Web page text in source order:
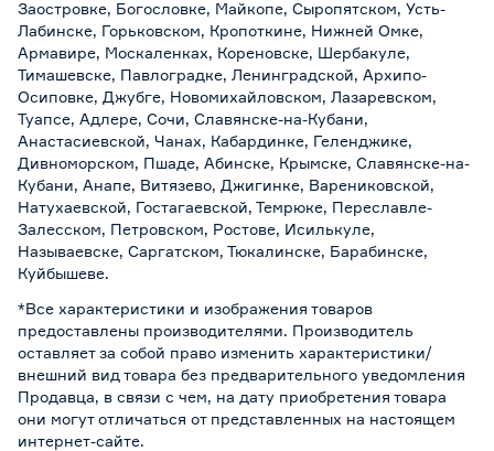
Заостровке, Богословке, Майкопе, Сыропятском, Усть-
Лабинске, Горьковском, Кропоткине, Нижней Омке,
Армавире, Москаленках, Кореновске, Шербакуле,
Тимашевске, Павлоградке, Ленинградской, Архипо-
Осиповке, Джубге, Новомихайловском, Лазаревском,
Туапсе, Адлере, Сочи, Славянске-на-Кубани,
Анастасиевской, Чанах, Кабардинке, Геленджике,
Дивноморском, Пшаде, Абинске, Крымске, Славянске-на-
Кубани, Анапе, Витязево, Джигинке, Варениковской,
Натухаевской, Гостагаевской, Темрюке, Переславле-
Залесском, Петровском, Ростове, Исилькуле,
Называевске, Саргатском, Тюкалинске, Барабинске,
Куйбышеве.
*Все характеристики и изображения товаров
предоставлены производителями. Производитель
оставляет за собой право изменить характеристики/
внешний вид товара без предварительного уведомления
Продавца, в связи с чем, на дату приобретения товара
они могут отличаться от представленных на настоящем
интернет-сайте.